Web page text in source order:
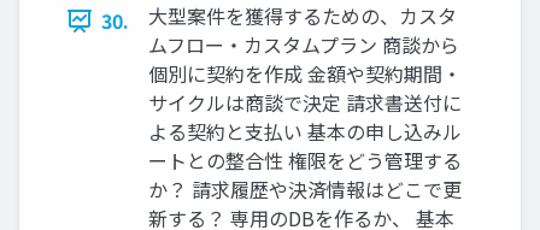
30.
大型案件を獲得するための、カスタ
ムフロー・カスタムプラン 商談から
個別に契約を作成 金額や契約期間・
サイクルは商談で決定 請求書送付に
よる契約と支払い 基本の申し込みル
ートとの整合性 権限をどう管理する
か？ 請求履歴や決済情報はどこで更
新する？ 専用のDBを作るか、 基本